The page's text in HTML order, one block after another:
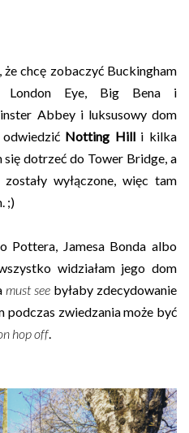
chcę zobaczyć Buckingham
London Eye, Big Bena i
Abbey i luksusowy dom
Notting Hilli kilka
się dotrzeć do Tower Bridge, a
wyłączone, więc tam
;)
Pottera, Jamesa Bonda albo
widziałam jego dom
must seebyłaby zdecydowanie
podczas zwiedzania może być
hop off.